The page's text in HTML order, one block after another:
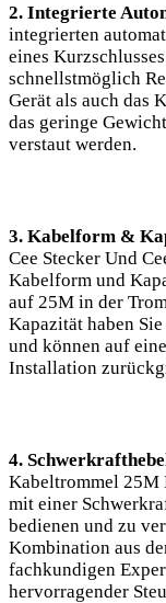
2. Integrierte
integrierten
eines
schnellstmöglich
Gerät als auch das
das geringe
verstaut werden.
3. Kabelform &
Cee Stecker Und
Kabelform und
auf 25M in der
Kapazität haben
und können auf
Installation
4.
Kabeltrommel 25M
mit einer
bedienen und zu
Kombination aus
fachkundigen
hervorragender